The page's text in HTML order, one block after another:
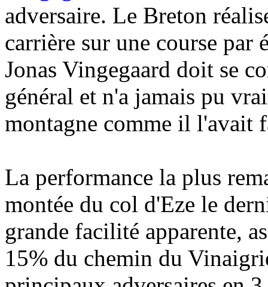
adversaire. Le Breton
carrière sur une course par
Jonas Vingegaard doit se
général et n'a jamais pu
montagne comme il l'avait
La performance la plus
montée du col d'Eze le
grande facilité apparente,
15% du chemin du